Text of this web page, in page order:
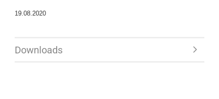
19.08.2020
Downloads